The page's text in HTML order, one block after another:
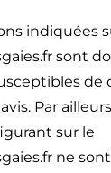
indiquées
sont
de
Par
sur le
ne